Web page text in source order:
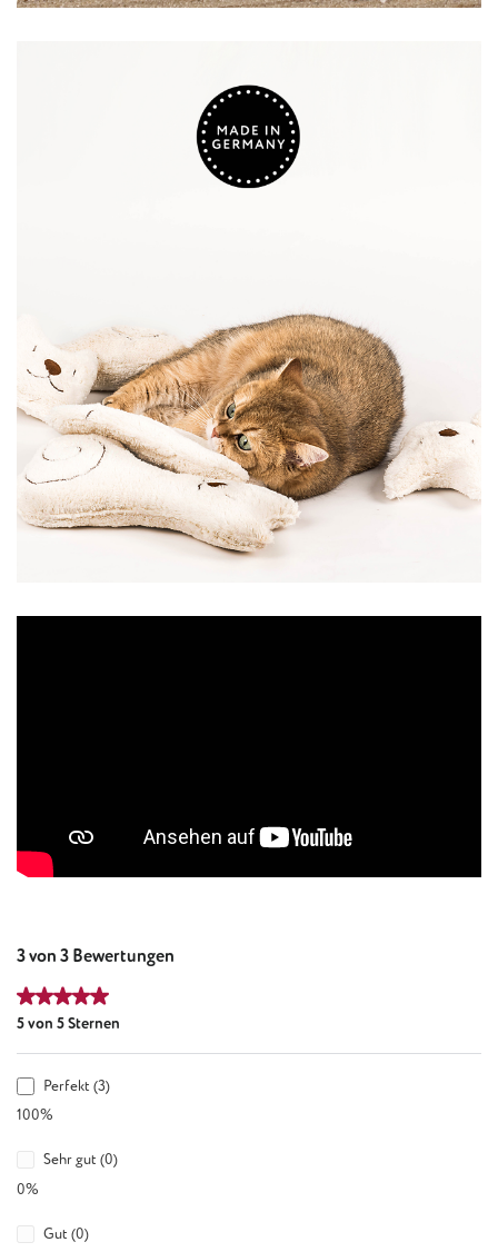
3 von 3 Bewertungen
Durchschnittliche Bewertung von 5 von 5 Sternen
5 von 5 Sternen
Perfekt (3)
100%
Sehr gut (0)
0%
Gut (0)